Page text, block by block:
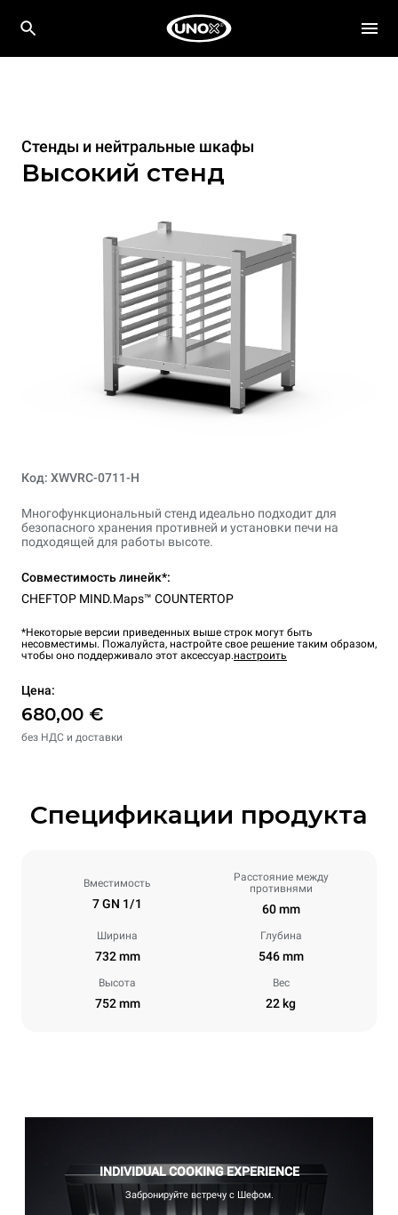
Стенды и нейтральные шкафы
Высокий стенд
Код: XWVRC-0711-H
Многофункциональный стенд идеально подходит для
безопасного хранения противней и установки печи на
подходящей для работы высоте.
Совместимость линейк*:
CHEFTOP MIND.Maps™ COUNTERTOP
*Некоторые версии приведенных выше строк могут быть
несовместимы. Пожалуйста, настройте свое решение таким образом,
чтобы оно поддерживало этот аксессуар.настроить
Цена:
680,00 €
без НДС и доставки
Спецификации продукта
Вместимость
7 GN 1/1
Расстояние между
противнями
60 mm
Ширина
732 mm
Глубина
546 mm
Высота
752 mm
Вес
22 kg
INDIVIDUAL COOKING EXPERIENCE
Забронируйте встречу с Шефом.